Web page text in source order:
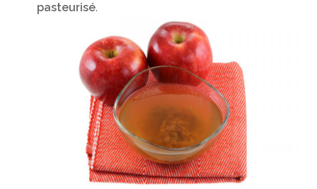
pasteurisé.